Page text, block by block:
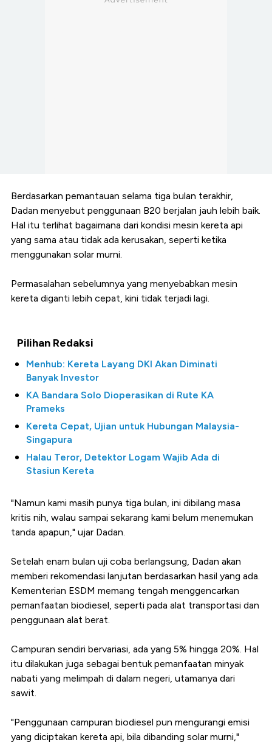
Berdasarkan pemantauan selama tiga bulan terakhir,
Dadan menyebut penggunaan B20 berjalan jauh lebih baik.
Hal itu terlihat bagaimana dari kondisi mesin kereta api
yang sama atau tidak ada kerusakan, seperti ketika
menggunakan solar murni.
Permasalahan sebelumnya yang menyebabkan mesin
kereta diganti lebih cepat, kini tidak terjadi lagi.
Pilihan Redaksi
Menhub: Kereta Layang DKI Akan Diminati
Banyak Investor
KA Bandara Solo Dioperasikan di Rute KA
Prameks
Kereta Cepat, Ujian untuk Hubungan Malaysia-
Singapura
Halau Teror, Detektor Logam Wajib Ada di
Stasiun Kereta
"Namun kami masih punya tiga bulan, ini dibilang masa
kritis nih, walau sampai sekarang kami belum menemukan
tanda apapun," ujar Dadan.
Setelah enam bulan uji coba berlangsung, Dadan akan
memberi rekomendasi lanjutan berdasarkan hasil yang ada.
Kementerian ESDM memang tengah menggencarkan
pemanfaatan biodiesel, seperti pada alat transportasi dan
penggunaan alat berat.
Campuran sendiri bervariasi, ada yang 5% hingga 20%. Hal
itu dilakukan juga sebagai bentuk pemanfaatan minyak
nabati yang melimpah di dalam negeri, utamanya dari
sawit.
"Penggunaan campuran biodiesel pun mengurangi emisi
yang diciptakan kereta api, bila dibanding solar murni,"